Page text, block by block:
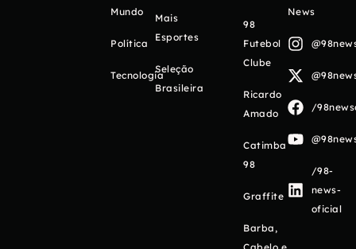
Mundo
Política
Tecnologia
Mais
Esportes
Seleção
Brasileira
98
Futebol
Clube
Ricardo
Amado
Catimba
98
Graffite
Barba,
News
/
/98-
news-
oficial